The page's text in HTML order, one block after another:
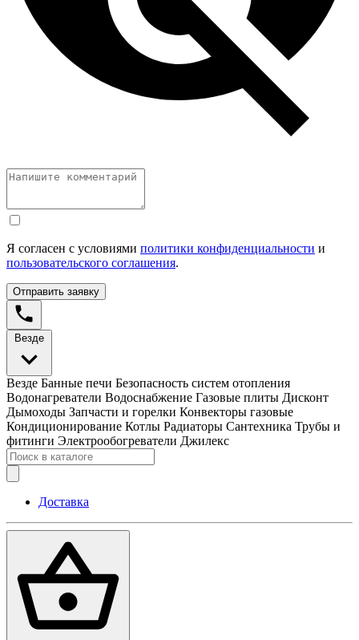
Я согласен с условиями политики конфиденциальности и
пользовательского соглашения.
Отправить заявку
Везде
Везде Банные печи Безопасность систем отопления
Водонагреватели Водоснабжение Газовые плиты Дисконт
Дымоходы Запчасти и горелки Конвекторы газовые
Кондиционирование Котлы Радиаторы Сантехника Трубы и
фитинги Электрообогреватели Джилекс
Доставка